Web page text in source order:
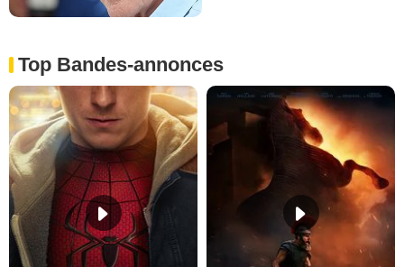
Top Bandes-annonces